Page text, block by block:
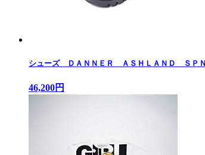
シューズ ＤＡＮＮＥＲ ＡＳＨＬＡＮＤ ＳＰ
46,200円